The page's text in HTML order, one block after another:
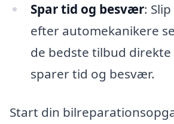
Spar tid og besvær:
efter automekanikere
de bedste tilbud direkte
sparer tid og besvær.
Start din